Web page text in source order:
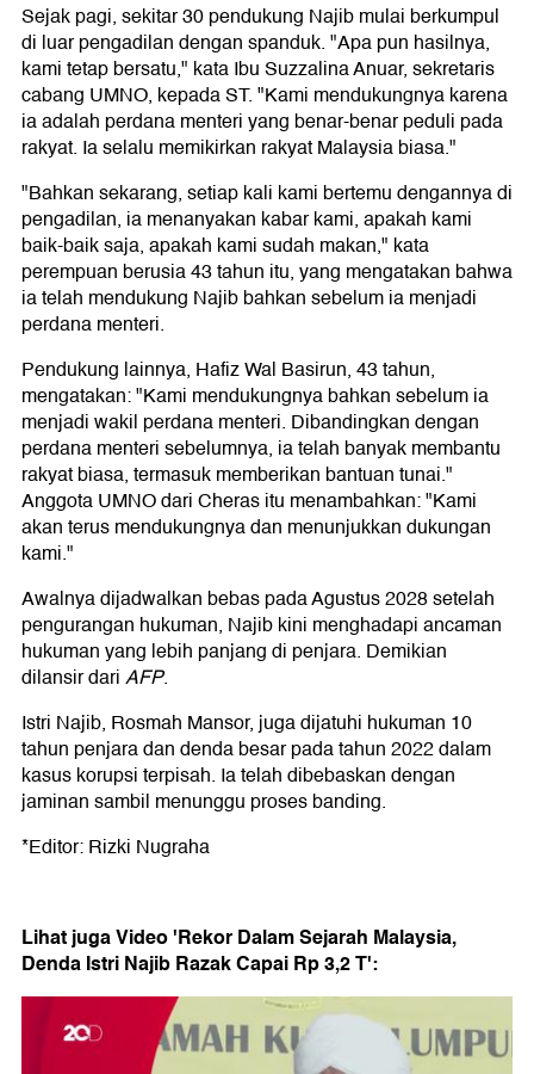
Sejak pagi, sekitar 30 pendukung Najib mulai berkumpul
di luar pengadilan dengan spanduk. "Apa pun hasilnya,
kami tetap bersatu," kata Ibu Suzzalina Anuar, sekretaris
cabang UMNO, kepada ST. "Kami mendukungnya karena
ia adalah perdana menteri yang benar-benar peduli pada
rakyat. Ia selalu memikirkan rakyat Malaysia biasa."
"Bahkan sekarang, setiap kali kami bertemu dengannya di
pengadilan, ia menanyakan kabar kami, apakah kami
baik-baik saja, apakah kami sudah makan," kata
perempuan berusia 43 tahun itu, yang mengatakan bahwa
ia telah mendukung Najib bahkan sebelum ia menjadi
perdana menteri.
Pendukung lainnya, Hafiz Wal Basirun, 43 tahun,
mengatakan: "Kami mendukungnya bahkan sebelum ia
menjadi wakil perdana menteri. Dibandingkan dengan
perdana menteri sebelumnya, ia telah banyak membantu
rakyat biasa, termasuk memberikan bantuan tunai."
Anggota UMNO dari Cheras itu menambahkan: "Kami
akan terus mendukungnya dan menunjukkan dukungan
kami."
Awalnya dijadwalkan bebas pada Agustus 2028 setelah
pengurangan hukuman, Najib kini menghadapi ancaman
hukuman yang lebih panjang di penjara. Demikian
dilansir dariAFP.
Istri Najib, Rosmah Mansor, juga dijatuhi hukuman 10
tahun penjara dan denda besar pada tahun 2022 dalam
kasus korupsi terpisah. Ia telah dibebaskan dengan
jaminan sambil menunggu proses banding.
*Editor: Rizki Nugraha
Lihat juga Video 'Rekor Dalam Sejarah Malaysia,
Denda Istri Najib Razak Capai Rp 3,2 T':